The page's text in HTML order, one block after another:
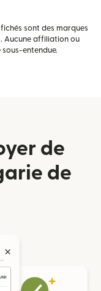
sont des marques
Aucune affiliation ou
entendue.
de
de